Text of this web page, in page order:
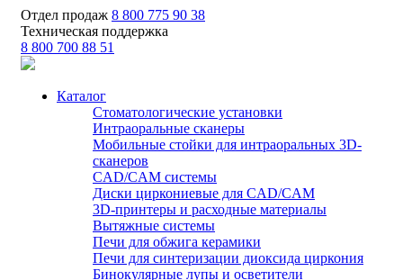
Отдел продаж 8 800 775 90 38
Техническая поддержка
8 800 700 88 51
Каталог
Стоматологические установки
Интраоральные сканеры
Мобильные стойки для интраоральных 3D-
сканеров
CAD/CAM системы
Диски циркониевые для CAD/CAM
3D-принтеры и расходные материалы
Вытяжные системы
Печи для обжига керамики
Печи для синтеризации диоксида циркония
Бинокулярные лупы и осветители